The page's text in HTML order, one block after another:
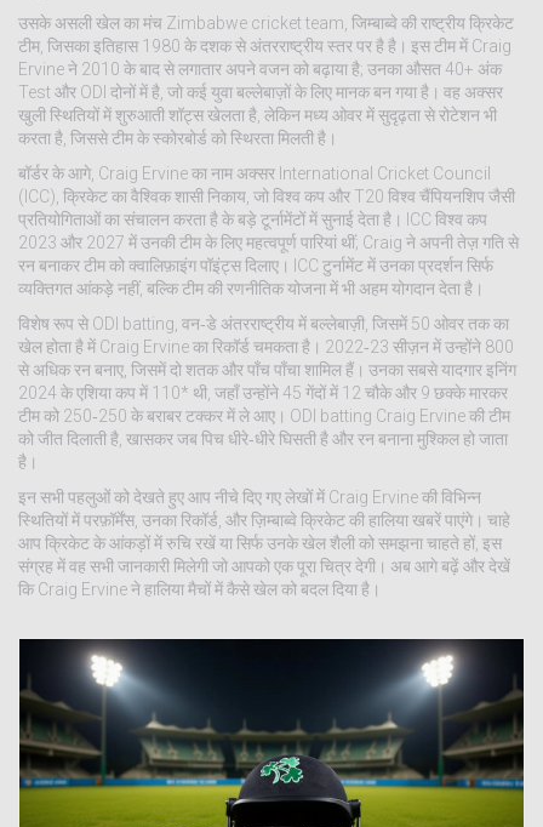
उसके असली खेल का मंच Zimbabwe cricket team जिम्बाब्वे की राष्ट्रीय क्रिकेट
टीम, जिसका इतिहास 1980 के दशक से अंतरराष्ट्रीय स्तर पर हैहै। इस टीम में Craig
Ervine ने 2010 के बाद से लगातार अपने वजन को बढ़ाया है; उनका औसत 40+ अंक
Test और ODI दोनों में है, जो कई युवा बल्लेबाज़ों के लिए मानक बन गया है। वह अक्सर
खुली स्थितियों में शुरुआती शॉट्स खेलता है, लेकिन मध्य ओवर में सुदृढ़ता से रोटेशन भी
करता है, जिससे टीम के स्कोरबोर्ड को स्थिरता मिलती है।
बॉर्डर के आगे, Craig Ervine का नाम अक्सर International Cricket Council
(ICC) क्रिकेट का वैश्विक शासी निकाय, जो विश्व कप और T20 विश्व चैंपियनशिप जैसी
प्रतियोगिताओं का संचालन करता हैके बड़े टूर्नामेंटों में सुनाई देता है। ICC विश्व कप
2023 और 2027 में उनकी टीम के लिए महत्वपूर्ण पारियां थीं; Craig ने अपनी तेज़ गति से
रन बनाकर टीम को क्वालिफ़ाइंग पॉइंट्स दिलाए। ICC टुर्नामेंट में उनका प्रदर्शन सिर्फ
व्यक्तिगत आंकड़े नहीं, बल्कि टीम की रणनीतिक योजना में भी अहम योगदान देता है।
विशेष रूप से ODI batting वन‑डे अंतरराष्ट्रीय में बल्लेबाज़ी, जिसमें 50 ओवर तक का
खेल होता हैमें Craig Ervine का रिकॉर्ड चमकता है। 2022‑23 सीज़न में उन्होंने 800
से अधिक रन बनाए, जिसमें दो शतक और पाँच पाँचा शामिल हैं। उनका सबसे यादगार इनिंग
2024 के एशिया कप में 110* थी, जहाँ उन्होंने 45 गेंदों में 12 चौके और 9 छक्के मारकर
टीम को 250‑250 के बराबर टक्कर में ले आए। ODI batting Craig Ervine की टीम
को जीत दिलाती है, खासकर जब पिच धीरे‑धीरे घिसती है और रन बनाना मुश्किल हो जाता
है।
इन सभी पहलुओं को देखते हुए आप नीचे दिए गए लेखों में Craig Ervine की विभिन्न
स्थितियों में परफ़ॉर्मेंस, उनका रिकॉर्ड, और ज़िम्बाब्वे क्रिकेट की हालिया खबरें पाएंगे। चाहे
आप क्रिकेट के आंकड़ों में रुचि रखें या सिर्फ उनके खेल शैली को समझना चाहते हों, इस
संग्रह में वह सभी जानकारी मिलेगी जो आपको एक पूरा चित्र देगी। अब आगे बढ़ें और देखें
कि Craig Ervine ने हालिया मैचों में कैसे खेल को बदल दिया है।